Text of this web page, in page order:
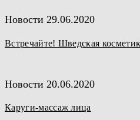
Новости 29.06.2020
Встречайте! Шведская
Новости 20.06.2020
Каруги-массаж лица